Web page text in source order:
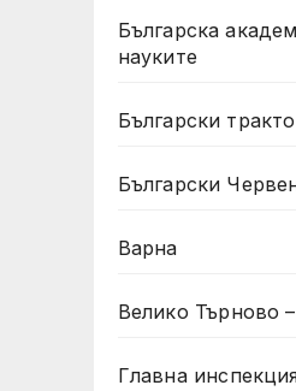
Българска
науките
Български
Български
Варна
Велико Търново
Главна